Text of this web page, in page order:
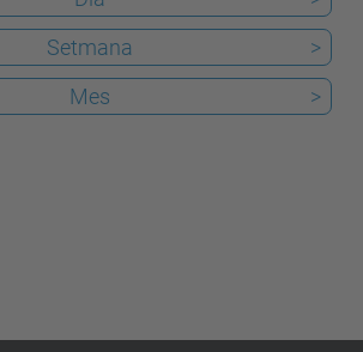
Setmana
>
Mes >